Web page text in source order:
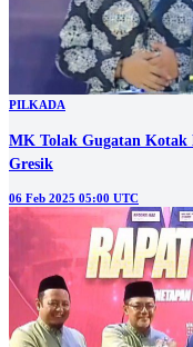
PILKADA
MK Tolak Gugatan Kotak
Gresik
06 Feb 2025 05:00 UTC